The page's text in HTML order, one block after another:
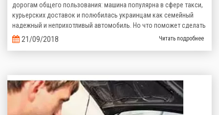
дорогам общего пользования: машина популярна в сфере такси,
курьерских доставок и полюбилась украинцам как семейный
надежный и неприхотливый автомобиль. Но что поможет сделать
его эксплуатацию еще более выгодной? Верно, комплект
газобаллонного оборудования, которое сэкономит кучу денег на
21/09/2018 Читать подробнее